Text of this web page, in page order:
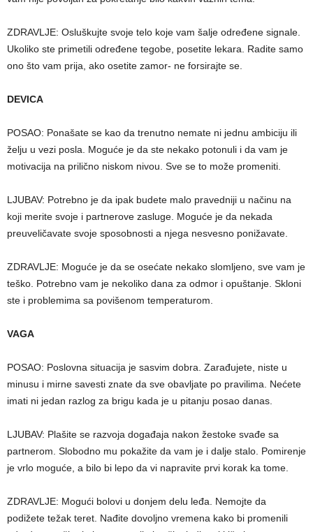
ZDRAVLJE: Osluškujte svoje telo koje vam šalje određene signale.
Ukoliko ste primetili određene tegobe, posetite lekara. Radite samo
ono što vam prija, ako osetite zamor- ne forsirajte se.
DEVICA
POSAO: Ponašate se kao da trenutno nemate ni jednu ambiciju ili
želju u vezi posla. Moguće je da ste nekako potonuli i da vam je
motivacija na prilično niskom nivou. Sve se to može promeniti.
LJUBAV: Potrebno je da ipak budete malo pravedniji u načinu na
koji merite svoje i partnerove zasluge. Moguće je da nekada
preuveličavate svoje sposobnosti a njega nesvesno ponižavate.
ZDRAVLJE: Moguće je da se osećate nekako slomljeno, sve vam je
teško. Potrebno vam je nekoliko dana za odmor i opuštanje. Skloni
ste i problemima sa povišenom temperaturom.
VAGA
POSAO: Poslovna situacija je sasvim dobra. Zarađujete, niste u
minusu i mirne savesti znate da sve obavljate po pravilima. Nećete
imati ni jedan razlog za brigu kada je u pitanju posao danas.
LJUBAV: Plašite se razvoja događaja nakon žestoke svađe sa
partnerom. Slobodno mu pokažite da vam je i dalje stalo. Pomirenje
je vrlo moguće, a bilo bi lepo da vi napravite prvi korak ka tome.
ZDRAVLJE: Mogući bolovi u donjem delu leđa. Nemojte da
podižete težak teret. Nađite dovoljno vremena kako bi promenili